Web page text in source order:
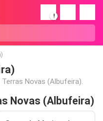
!
Novas (Albufeira).
Novas (Albufeira)